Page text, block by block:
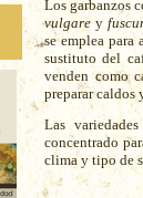
Los garbanzos
vulgarey
se emplea
sustituto del
venden como
preparar caldos
Las
concentrado
clima y tipo de